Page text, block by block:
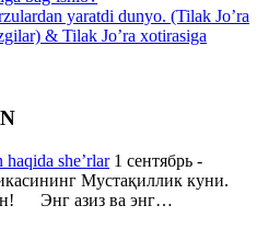
yaratdi dunyo. (Tilak Jo’ra
& Tilak Jo’ra xotirasiga
she’rlar1 сентябрь -
Мустақиллик куни.
Энг азиз ва энг…